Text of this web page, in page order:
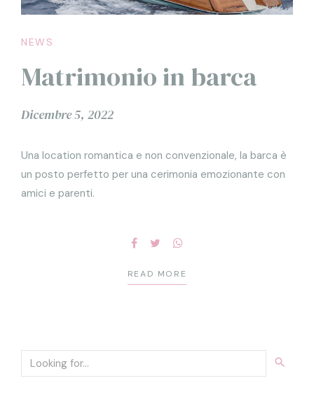
NEWS
Matrimonio in barca
Dicembre 5, 2022
Una location romantica e non convenzionale, la barca è
un posto perfetto per una cerimonia emozionante con
amici e parenti.
READ MORE